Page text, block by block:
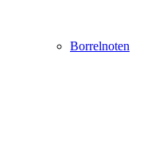
Borrelnoten